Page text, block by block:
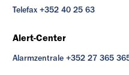
Telefax +352 40 25 63
Alert-Center
Alarmzentrale +352 27 365